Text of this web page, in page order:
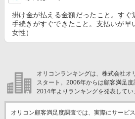
掛け金が払える金額だったこと。すぐ
手続きがすぐできたこと。支払いが早
女性）
オリコンランキングは、株式会社オ
スタート。2006年からは顧客満足度
2014年よりランキングを発表してい
オリコン顧客満足度調査では、実際にサービ